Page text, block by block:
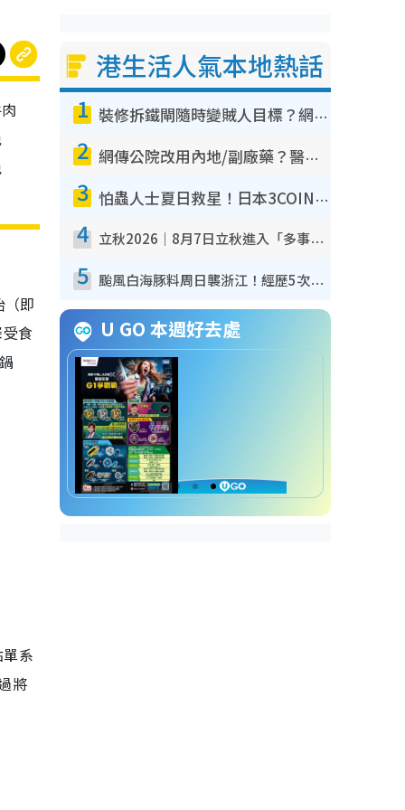
即
食
系
將
港生活人氣本地熱話
1 裝修拆鐵閘隨時變賊人目標？網民揭2大關鍵用途：裝新式等於白裝？附新舊鐵閘分別
2 網傳公院改用內地/副廠藥？醫生拆解正副廠分別 揭4類人換藥隨時出事
3 怕蟲人士夏日救星！日本3COINS爆紅驅蟲神器$45起 1招「全程免觸碰」輕鬆搞定小強
4 立秋2026｜8月7日立秋進入「多事之秋」 3件事唔做得！專家教6招開運 清枱頭／銀包納氣接好運
5 颱風白海豚料周日襲浙江！經歷5次「眼牆置換」極罕見 成登陸內地最長途颱風
U GO 本週好去處